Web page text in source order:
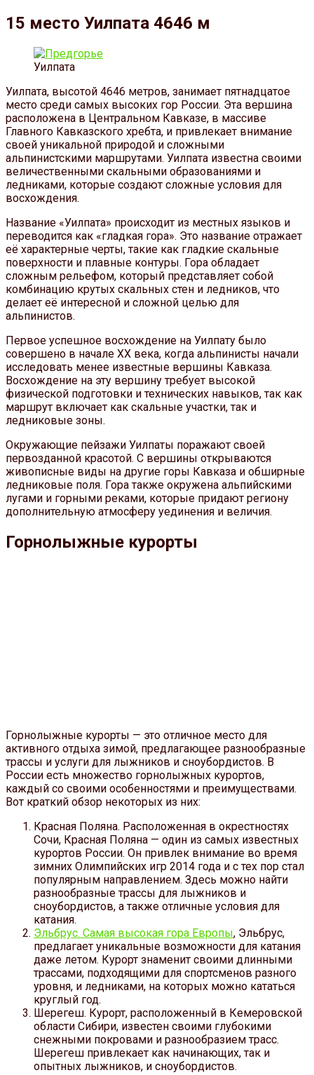
15 место Уилпата 4646 м
Уилпата
Уилпата, высотой 4646 метров, занимает пятнадцатое
место среди самых высоких гор России. Эта вершина
расположена в Центральном Кавказе, в массиве
Главного Кавказского хребта, и привлекает внимание
своей уникальной природой и сложными
альпинистскими маршрутами. Уилпата известна своими
величественными скальными образованиями и
ледниками, которые создают сложные условия для
восхождения.
Название «Уилпата» происходит из местных языков и
переводится как «гладкая гора». Это название отражает
её характерные черты, такие как гладкие скальные
поверхности и плавные контуры. Гора обладает
сложным рельефом, который представляет собой
комбинацию крутых скальных стен и ледников, что
делает её интересной и сложной целью для
альпинистов.
Первое успешное восхождение на Уилпату было
совершено в начале XX века, когда альпинисты начали
исследовать менее известные вершины Кавказа.
Восхождение на эту вершину требует высокой
физической подготовки и технических навыков, так как
маршрут включает как скальные участки, так и
ледниковые зоны.
Окружающие пейзажи Уилпаты поражают своей
первозданной красотой. С вершины открываются
живописные виды на другие горы Кавказа и обширные
ледниковые поля. Гора также окружена альпийскими
лугами и горными реками, которые придают региону
дополнительную атмосферу уединения и величия.
Горнолыжные курорты
Горнолыжные курорты — это отличное место для
активного отдыха зимой, предлагающее разнообразные
трассы и услуги для лыжников и сноубордистов. В
России есть множество горнолыжных курортов,
каждый со своими особенностями и преимуществами.
Вот краткий обзор некоторых из них:
Красная Поляна. Расположенная в окрестностях
Сочи, Красная Поляна — один из самых известных
курортов России. Он привлек внимание во время
зимних Олимпийских игр 2014 года и с тех пор стал
популярным направлением. Здесь можно найти
разнообразные трассы для лыжников и
сноубордистов, а также отличные условия для
катания.
Эльбрус. Самая высокая гора Европы, Эльбрус,
предлагает уникальные возможности для катания
даже летом. Курорт знаменит своими длинными
трассами, подходящими для спортсменов разного
уровня, и ледниками, на которых можно кататься
круглый год.
Шерегеш. Курорт, расположенный в Кемеровской
области Сибири, известен своими глубокими
снежными покровами и разнообразием трасс.
Шерегеш привлекает как начинающих, так и
опытных лыжников, и сноубордистов.